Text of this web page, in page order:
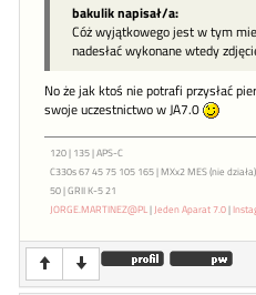
bakulik napisał/a:
Cóż wyjątkowego jest w tym
nadesłać wykonane wtedy
No że jak ktoś nie potrafi przysłać
swoje uczestnictwo w JA7.0
120 | 135 | APS-C
C330s 67 45 75 105 165 | MXx2 MES (nie
50 | GRII K-5 21
JORGE.MARTINEZ@PL | Jeden Aparat 7.0|